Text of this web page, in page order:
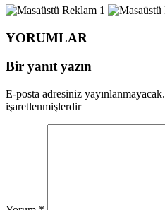
YORUMLAR
Bir yanıt yazın
E-posta adresiniz yayınlanmayacak.
işaretlenmişlerdir